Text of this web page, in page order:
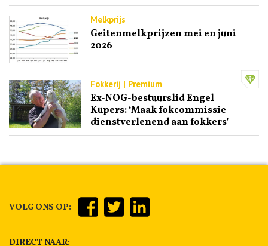
Melkprijs
Geitenmelkprijzen mei en juni
2026
Fokkerij | Premium
Ex-NOG-bestuurslid Engel
Kupers: ‘Maak fokcommissie
dienstverlenend aan fokkers’
VOLG ONS OP:
DIRECT NAAR: